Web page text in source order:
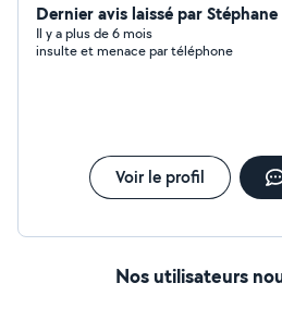
sérieuse motivée et discrète a l'entretien de votre
maison
Dernier avis laissé par
Il y a plus de 6 mois
insulte et menace par téléphone
Voir le profil
Nos utilisateurs